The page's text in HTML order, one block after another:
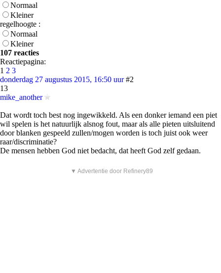
Normaal
Kleiner
regelhoogte :
Normaal
Kleiner
107 reacties
Reactiepagina:
1 2 3
donderdag 27 augustus 2015, 16:50 uur #2
13
mike_another
Dat wordt toch best nog ingewikkeld. Als een donker iemand een piet
wil spelen is het natuurlijk alsnog fout, maar als alle pieten uitsluitend
door blanken gespeeld zullen/mogen worden is toch juist ook weer
raar/discriminatie?
De mensen hebben God niet bedacht, dat heeft God zelf gedaan.
▼ Advertentie door Refinery89